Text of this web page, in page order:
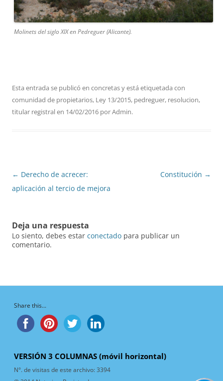
Molinets del siglo XIX en Pedreguer (Alicante).
Esta entrada se publicó en concretasy está etiquetada con
comunidad de propietarios, Ley 13/2015, pedreguer, resolucion,
titular registralen 14/02/2016 porAdmin.
Navegación
de
← Derecho de acrecer:
aplicación al tercio de mejora
Constitución →
Deja una respuesta
Lo siento, debes estar conectado para publicar un
comentario.
Share this...
VERSIÓN 3 COLUMNAS (móvil horizontal)
N°. de visitas de este archivo:3394